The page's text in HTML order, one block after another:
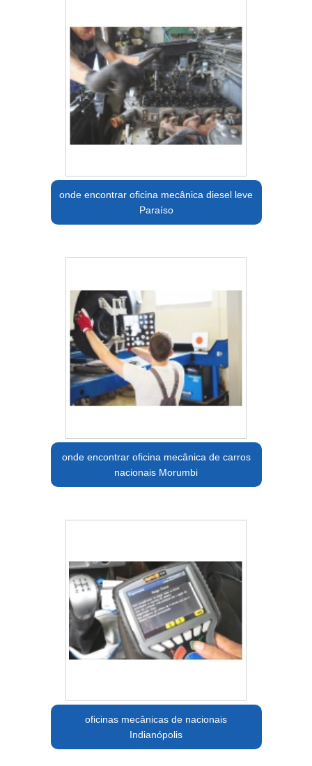
onde encontrar oficina mecânica diesel leve
Paraíso
onde encontrar oficina mecânica de carros
nacionais Morumbi
oficinas mecânicas de nacionais
Indianópolis